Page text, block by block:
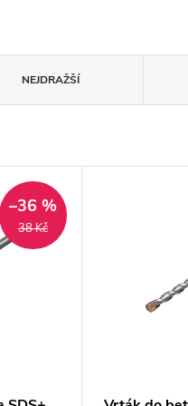
NEJDRAŽŠÍ
38 Kč
–36 %